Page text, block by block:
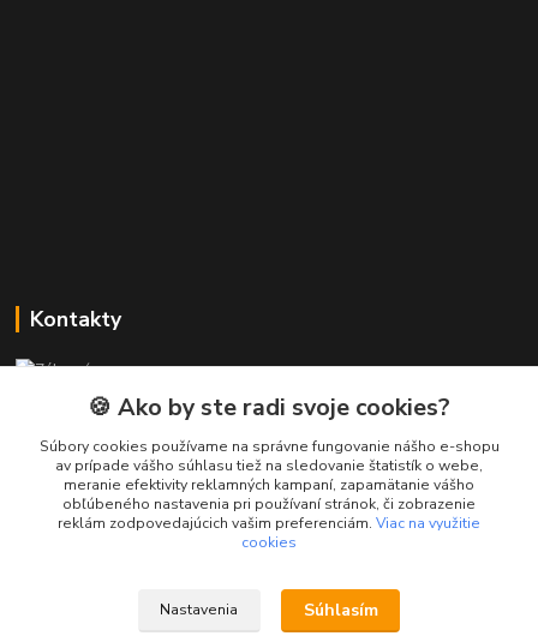
Kontakty
+421 911 010 560
Po-Pia, 13-17 hod.
info@presmartfon.sk
🍪 Ako by ste radi svoje cookies?
Súbory cookies používame na správne fungovanie nášho e-shopu
av prípade vášho súhlasu tiež na sledovanie štatistík o webe,
meranie efektivity reklamných kampaní, zapamätanie vášho
obľúbeného nastavenia pri používaní stránok, či zobrazenie
reklám zodpovedajúcich vašim preferenciám. Viac na využitie
cookies
Nastavenia Súhlasím